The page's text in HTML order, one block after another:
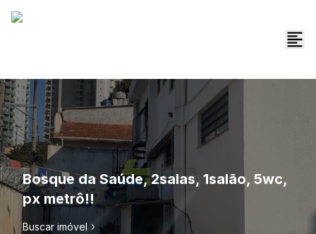
Bosque da Saúde, 2salas, 1salão, 5wc,
px metrô!!
Buscar imóvel